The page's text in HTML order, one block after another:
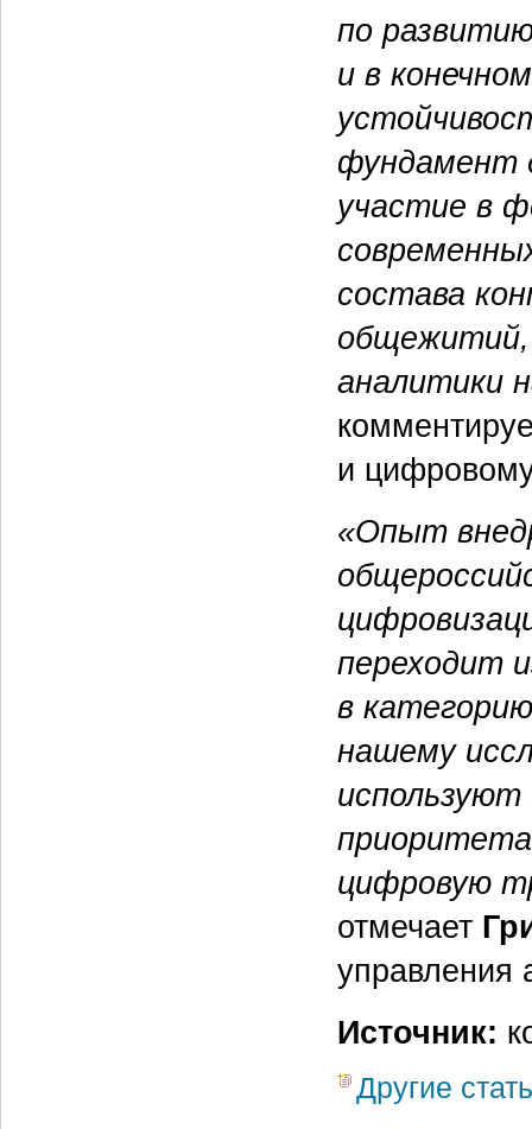
по
и в
фундамент
участие в
состава
общежитий,
аналитики
и
«Опыт
переходит
в
нашему
цифровую
отмечает
управления
Источник:
Другие